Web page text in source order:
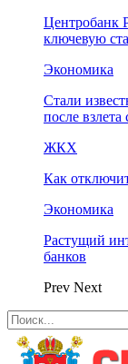
Центробанк
ключевую
Экономика
Стали
после
ЖКХ
Как
Экономика
Растущий
банков
Prev Next